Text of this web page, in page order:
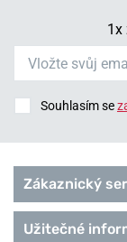
1x
Souhlasím se
Zákaznický
Užitečné